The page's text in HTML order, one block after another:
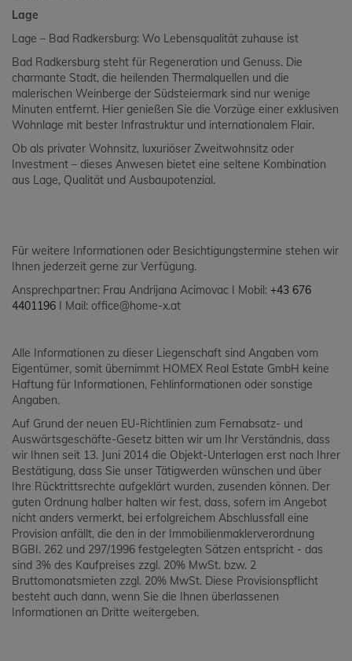
Lage
Lage – Bad Radkersburg: Wo Lebensqualität zuhause ist
Bad Radkersburg steht für Regeneration und Genuss. Die
charmante Stadt, die heilenden Thermalquellen und die
malerischen Weinberge der Südsteiermark sind nur wenige
Minuten entfernt. Hier genießen Sie die Vorzüge einer exklusiven
Wohnlage mit bester Infrastruktur und internationalem Flair.
Ob als privater Wohnsitz, luxuriöser Zweitwohnsitz oder
Investment – dieses Anwesen bietet eine seltene Kombination
aus Lage, Qualität und Ausbaupotenzial.
Für weitere Informationen oder Besichtigungstermine stehen wir
Ihnen jederzeit gerne zur Verfügung.
Ansprechpartner: Frau Andrijana Acimovac I Mobil: +43 676
4401196 I Mail: office@home-x.at
Alle Informationen zu dieser Liegenschaft sind Angaben vom
Eigentümer, somit übernimmt HOMEX Real Estate GmbH keine
Haftung für Informationen, Fehlinformationen oder sonstige
Angaben.
Auf Grund der neuen EU-Richtlinien zum Fernabsatz- und
Auswärtsgeschäfte-Gesetz bitten wir um Ihr Verständnis, dass
wir Ihnen seit 13. Juni 2014 die Objekt-Unterlagen erst nach Ihrer
Bestätigung, dass Sie unser Tätigwerden wünschen und über
Ihre Rücktrittsrechte aufgeklärt wurden, zusenden können. Der
guten Ordnung halber halten wir fest, dass, sofern im Angebot
nicht anders vermerkt, bei erfolgreichem Abschlussfall eine
Provision anfällt, die den in der Immobilienmaklerverordnung
BGBI. 262 und 297/1996 festgelegten Sätzen entspricht - das
sind 3% des Kaufpreises zzgl. 20% MwSt. bzw. 2
Bruttomonatsmieten zzgl. 20% MwSt. Diese Provisionspflicht
besteht auch dann, wenn Sie die Ihnen überlassenen
Informationen an Dritte weitergeben.